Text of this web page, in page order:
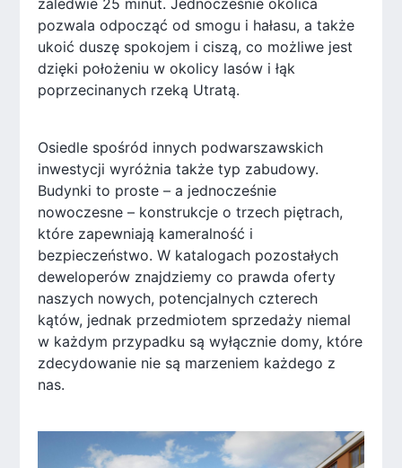
pozwala odpocząć od smogu i hałasu, a także
ukoić duszę spokojem i ciszą, co możliwe jest
dzięki położeniu w okolicy lasów i łąk
poprzecinanych rzeką Utratą.
Osiedle spośród innych podwarszawskich
inwestycji wyróżnia także typ zabudowy.
Budynki to proste – a jednocześnie
nowoczesne – konstrukcje o trzech piętrach,
które zapewniają kameralność i
bezpieczeństwo. W katalogach pozostałych
deweloperów znajdziemy co prawda oferty
naszych nowych, potencjalnych czterech
kątów, jednak przedmiotem sprzedaży niemal
w każdym przypadku są wyłącznie domy, które
zdecydowanie nie są marzeniem każdego z
nas.